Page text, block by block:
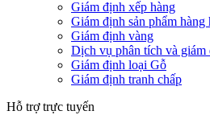
Giám định xếp hàng
Giám định sản phẩm hàng
Giám định vàng
Dịch vụ phân tích và giám
Giám định loại Gỗ
Giám định tranh chấp
Hỗ trợ trực tuyến